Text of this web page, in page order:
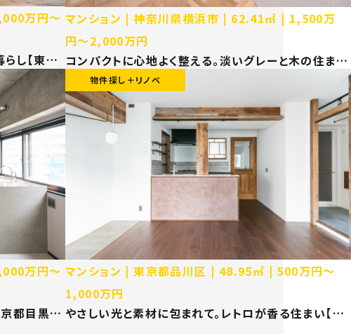
万円〜
し【東京
マンション 神奈川県横浜市 62.41㎡
1,500万
円〜2,000万円
コンパクトに心地よく整える。淡いグレーと木の住まい
【横浜市 マンション リノベーション】
万円〜
京都目黒区
マンション 東京都品川区 48.95㎡
500万円〜
1,000万円
やさしい光と素材に包まれて。レトロが香る住まい【東
物件探し＋リノベ